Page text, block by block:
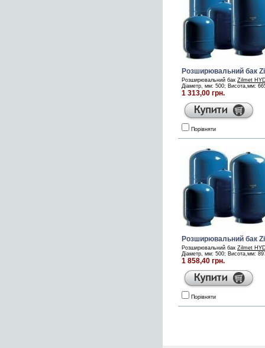
Розширювальний бак
Розширювальний бак Zilmet
Діаметр, мм: 500; Висота,мм:
1 313,00 грн.
Порівняти
Розширювальний бак
Розширювальний бак Zilmet
Діаметр, мм: 500; Висота,мм:
1 858,40 грн.
Порівняти